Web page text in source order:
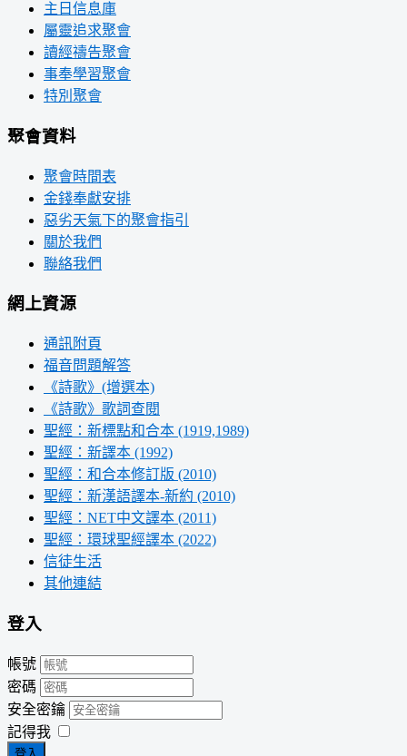
主日信息庫
屬靈追求聚會
讀經禱告聚會
事奉學習聚會
特別聚會
聚會資料
聚會時間表
金錢奉獻安排
惡劣天氣下的聚會指引
關於我們
聯絡我們
網上資源
通訊附頁
福音問題解答
《詩歌》(增選本)
《詩歌》歌詞查閱
聖經：新標點和合本 (1919,1989)
聖經：新譯本 (1992)
聖經：和合本修訂版 (2010)
聖經：新漢語譯本-新約 (2010)
聖經：NET中文譯本 (2011)
聖經：環球聖經譯本 (2022)
信徒生活
其他連結
登入
帳號
密碼
安全密鑰
記得我